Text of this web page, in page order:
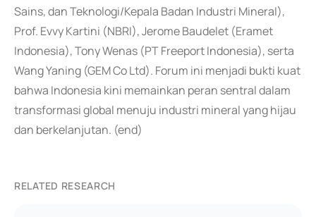
Sains, dan Teknologi/Kepala Badan Industri Mineral),
Prof. Evvy Kartini (NBRI), Jerome Baudelet (Eramet
Indonesia), Tony Wenas (PT Freeport Indonesia), serta
Wang Yaning (GEM Co Ltd). Forum ini menjadi bukti kuat
bahwa Indonesia kini memainkan peran sentral dalam
transformasi global menuju industri mineral yang hijau
dan berkelanjutan. (end)
RELATED RESEARCH